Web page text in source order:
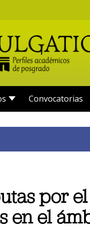
Convocatorias
por
en el